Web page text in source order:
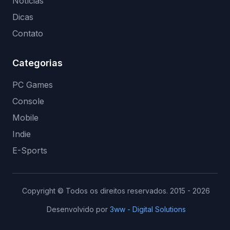
Dicas
Contato
Categorias
PC Games
Console
Mobile
Indie
E-Sports
Copyright © Todos os direitos reservados. 2015 - 2026
Desenvolvido por 3ww - Digital Solutions